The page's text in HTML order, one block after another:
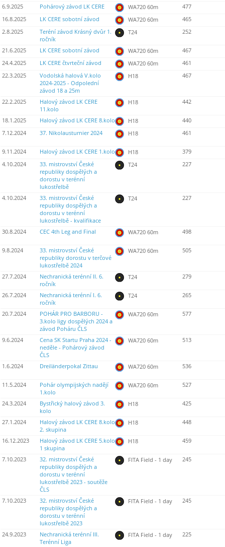
6.9.2025 Pohárový závod LK CERE WA720 60m
477
16.8.2025
LK CERE sobotní závod WA720 60m
465
2.8.2025
Teréní závod Krásný dvůr 1.
ročník
T24 252
21.6.2025 LK CERE sobotní závod WA720 60m
467
24.4.2025
LK CERE čtvrteční závod WA720 60m
461
22.3.2025
Vodolská halová V.kolo
2024-2025 - Odpolední
závod 18 a 25m
H18 467
22.2.2025
Halový závod LK CERE
11.kolo
H18 442
18.1.2025 Halový závod LK CERE 8.kolo H18
440
7.12.2024
37. Nikolausturnier 2024 H18 461
9.11.2024 Halový závod LK CERE 1.kolo H18
379
4.10.2024
33. mistrovství České
republiky dospělých a
dorostu v terénní
lukostřelbě
T24 227
4.10.2024
33. mistrovství České
republiky dospělých a
dorostu v terénní
lukostřelbě - kvalifikace
T24 227
30.8.2024 CEC 4th Leg and Final WA720 60m 498
9.8.2024
33. mistrovství České
republiky dorostu v terčové
lukostřelbě 2024
WA720 60m 505
27.7.2024
Nechranická terénní II. 6.
ročník
T24 279
26.7.2024
Nechranická terénní I. 6.
ročník
T24 265
20.7.2024
POHÁR PRO BARBORU -
3.kolo ligy dospělých 2024 a
závod Poháru ČLS
WA720 60m 577
9.6.2024
Cena SK Startu Praha 2024 -
neděle - Pohárový závod
ČLS
WA720 60m 513
1.6.2024 Dreiländerpokal Zittau WA720 60m 536
11.5.2024
Pohár olympijských nadějí
1.kolo
WA720 60m 527
24.3.2024
Bystřický halový závod 3.
kolo
H18 425
27.1.2024
Halový závod LK CERE 8.kolo
2. skupina
H18 448
16.12.2023
Halový závod LK CERE 5.kolo
1 skupina
H18 459
7.10.2023
32. mistrovství České
republiky dospělých a
dorostu v terénní
lukostřelbě 2023 - soutěže
ČLS
FITA Field - 1 day 245
7.10.2023
32. mistrovství České
republiky dospělých a
dorostu v terénní
lukostřelbě 2023
FITA Field - 1 day 245
24.9.2023
Nechranická terénní III.
Terénní Liga
FITA Field - 1 day 225